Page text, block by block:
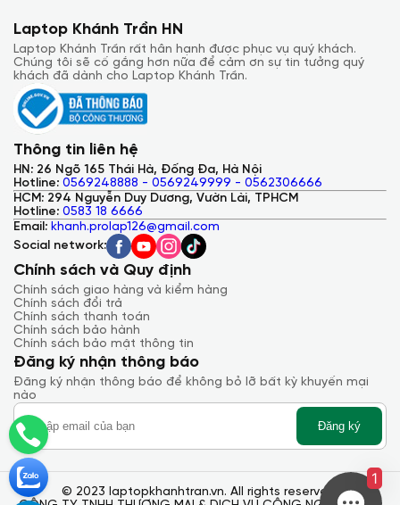
Laptop Khánh Trần HN
Laptop Khánh Trần rất hân hạnh được phục vụ quý khách.
Chúng tôi sẽ cố gắng hơn nữa để cảm ơn sự tin tưởng quý
khách đã dành cho Laptop Khánh Trần.
Thông tin liên hệ
HN: 26 Ngõ 165 Thái Hà, Đống Đa, Hà Nội
Hotline: 0569248888 - 0569249999 - 0562306666
HCM: 294 Nguyễn Duy Dương, Vườn Lài, TPHCM
Hotline: 0583 18 6666
Email: khanh.prolap126@gmail.com
Social network:
Chính sách và Quy định
Chính sách giao hàng và kiểm hàng
Chính sách đổi trả
Chính sách thanh toán
Chính sách bảo hành
Chính sách bảo mật thông tin
Đăng ký nhận thông báo
Đăng ký nhận thông báo để không bỏ lỡ bất kỳ khuyến mại
nào
Đăng ký
© 2023 laptopkhanhtran.vn. All rights reserved.
1